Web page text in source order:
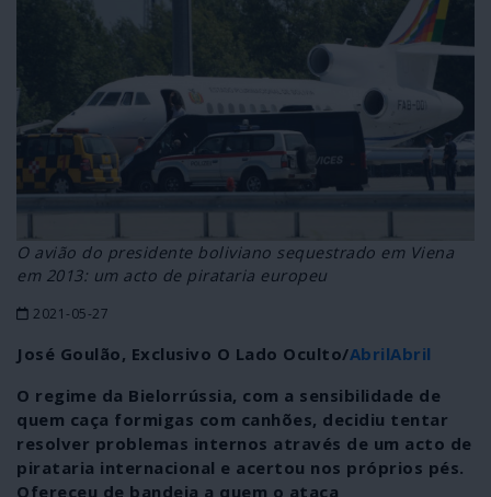
O avião do presidente boliviano sequestrado em Viena
em 2013: um acto de pirataria europeu
2021-05-27
José Goulão, Exclusivo O Lado Oculto/AbrilAbril
O regime da Bielorrússia, com a sensibilidade de
quem caça formigas com canhões, decidiu tentar
resolver problemas internos através de um acto de
pirataria internacional e acertou nos próprios pés.
Ofereceu de bandeja a quem o ataca